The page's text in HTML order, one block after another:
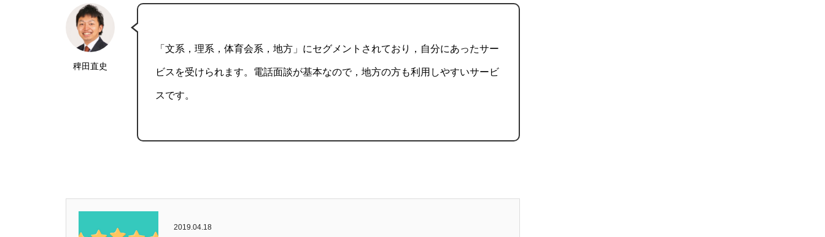
稗田直史
「文系，理系，体育会系，地方」にセグメントされており，自分にあったサー
ビスを受けられます。電話面談が基本なので，地方の方も利用しやすいサービ
スです。
2019.04.18